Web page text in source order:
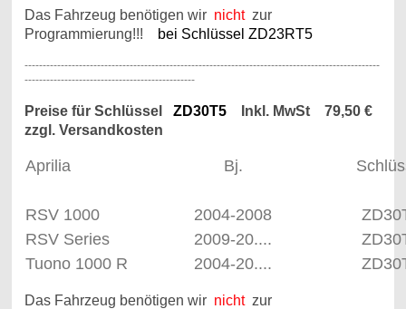
Das Fahrzeug benötigen wir nicht zur
Programmierung!!!
bei Schlüssel ZD23RT5
--------------------------------------------------------------------------------------------------
-----------------------------------------------
Preise für Schlüssel ZD30T5Inkl. MwSt 79,50 €
zzgl. Versandkosten
Aprilia Bj.
RSV 1000 2004-2008
RSV Series
2009-20....
Tuono 1000 R
2004-20....
Das Fahrzeug benötigen wir nicht zur